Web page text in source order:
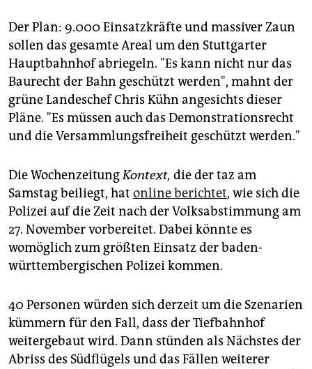
Der Plan: 9.000 Einsatzkräfte und massiver Zaun
sollen das gesamte Areal um den Stuttgarter
Hauptbahnhof abriegeln. "Es kann nicht nur das
Baurecht der Bahn geschützt werden", mahnt der
grüne Landeschef Chris Kühn angesichts dieser
Pläne. "Es müssen auch das Demonstrationsrecht
und die Versammlungsfreiheit geschützt werden."
Die WochenzeitungKontext, die der taz am
Samstag beiliegt, hat online berichtet, wie sich die
Polizei auf die Zeit nach der Volksabstimmung am
27. November vorbereitet. Dabei könnte es
womöglich zum größten Einsatz der baden-
württembergischen Polizei kommen.
40 Personen würden sich derzeit um die Szenarien
kümmern für den Fall, dass der Tiefbahnhof
weitergebaut wird. Dann stünden als Nächstes der
Abriss des Südflügels und das Fällen weiterer